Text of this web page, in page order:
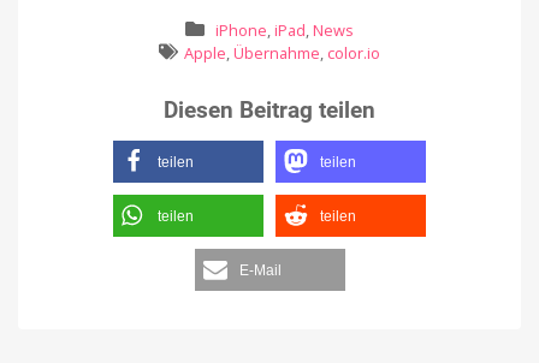
iPhone, iPad, News
Apple, Übernahme, color.io
Diesen Beitrag teilen
teilen teilen
teilen teilen
E-Mail